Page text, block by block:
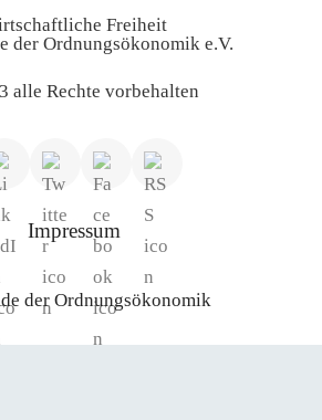
Freiheit
der Ordnungsökonomik e.V.
alle Rechte vorbehalten
Impressum